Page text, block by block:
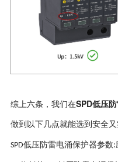
综上六条，我们在SPD低压
做到以下几点就能选到安全
SPD低压防雷电涌保护器参数: